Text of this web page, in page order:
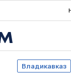
Владикавказ